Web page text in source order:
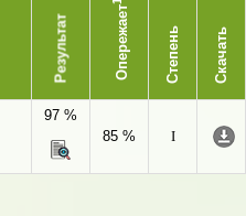
Результат Опережает Степень Скачать
97 %
85 %
I